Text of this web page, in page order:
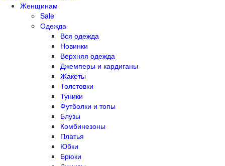
Женщинам
Sale
Одежда
Вся одежда
Новинки
Верхняя одежда
Джемперы и кардиганы
Жакеты
Толстовки
Туники
Футболки и топы
Блузы
Комбинезоны
Платья
Юбки
Брюки